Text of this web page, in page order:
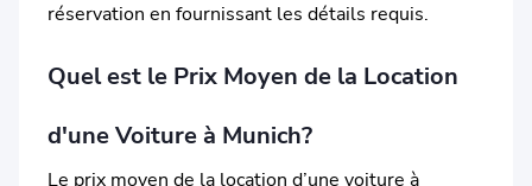
réservation en fournissant les détails requis.
Quel est le Prix Moyen de la Location
d'une Voiture à Munich?
Le prix moyen de la location d’une voiture à